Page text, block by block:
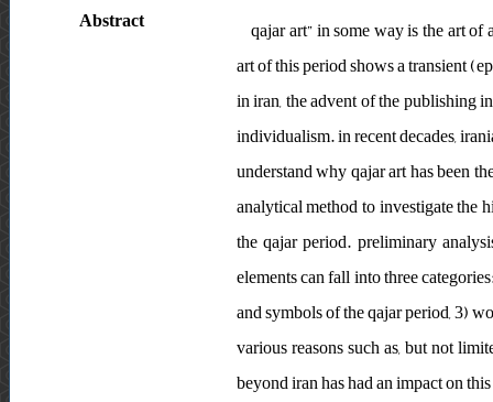
Abstract
qajar art” in some way is the art
art of this period shows a transient
in iran, the advent of the publishing
individualism. in recent decades,
understand why qajar art has been
analytical method to investigate the
the qajar period. preliminary
elements can fall into three
and symbols of the qajar period, 3)
various reasons such as, but not
beyond iran has had an impact on